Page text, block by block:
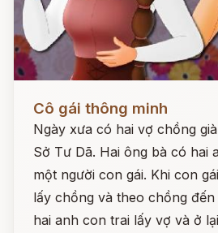
Cô gái thông minh
Ngày xưa có hai vợ chồng
Sở Tư Dã. Hai ông bà có hai
một người con gái. Khi con
lấy chồng và theo chồng
hai anh con trai lấy vợ và ở